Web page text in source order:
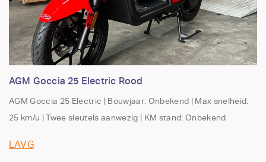
AGM Goccia 25 Electric Rood
AGM Goccia 25 Electric | Bouwjaar: Onbekend | Max snelheid:
25 km/u | Twee sleutels aanwezig | KM stand: Onbekend
LAVG